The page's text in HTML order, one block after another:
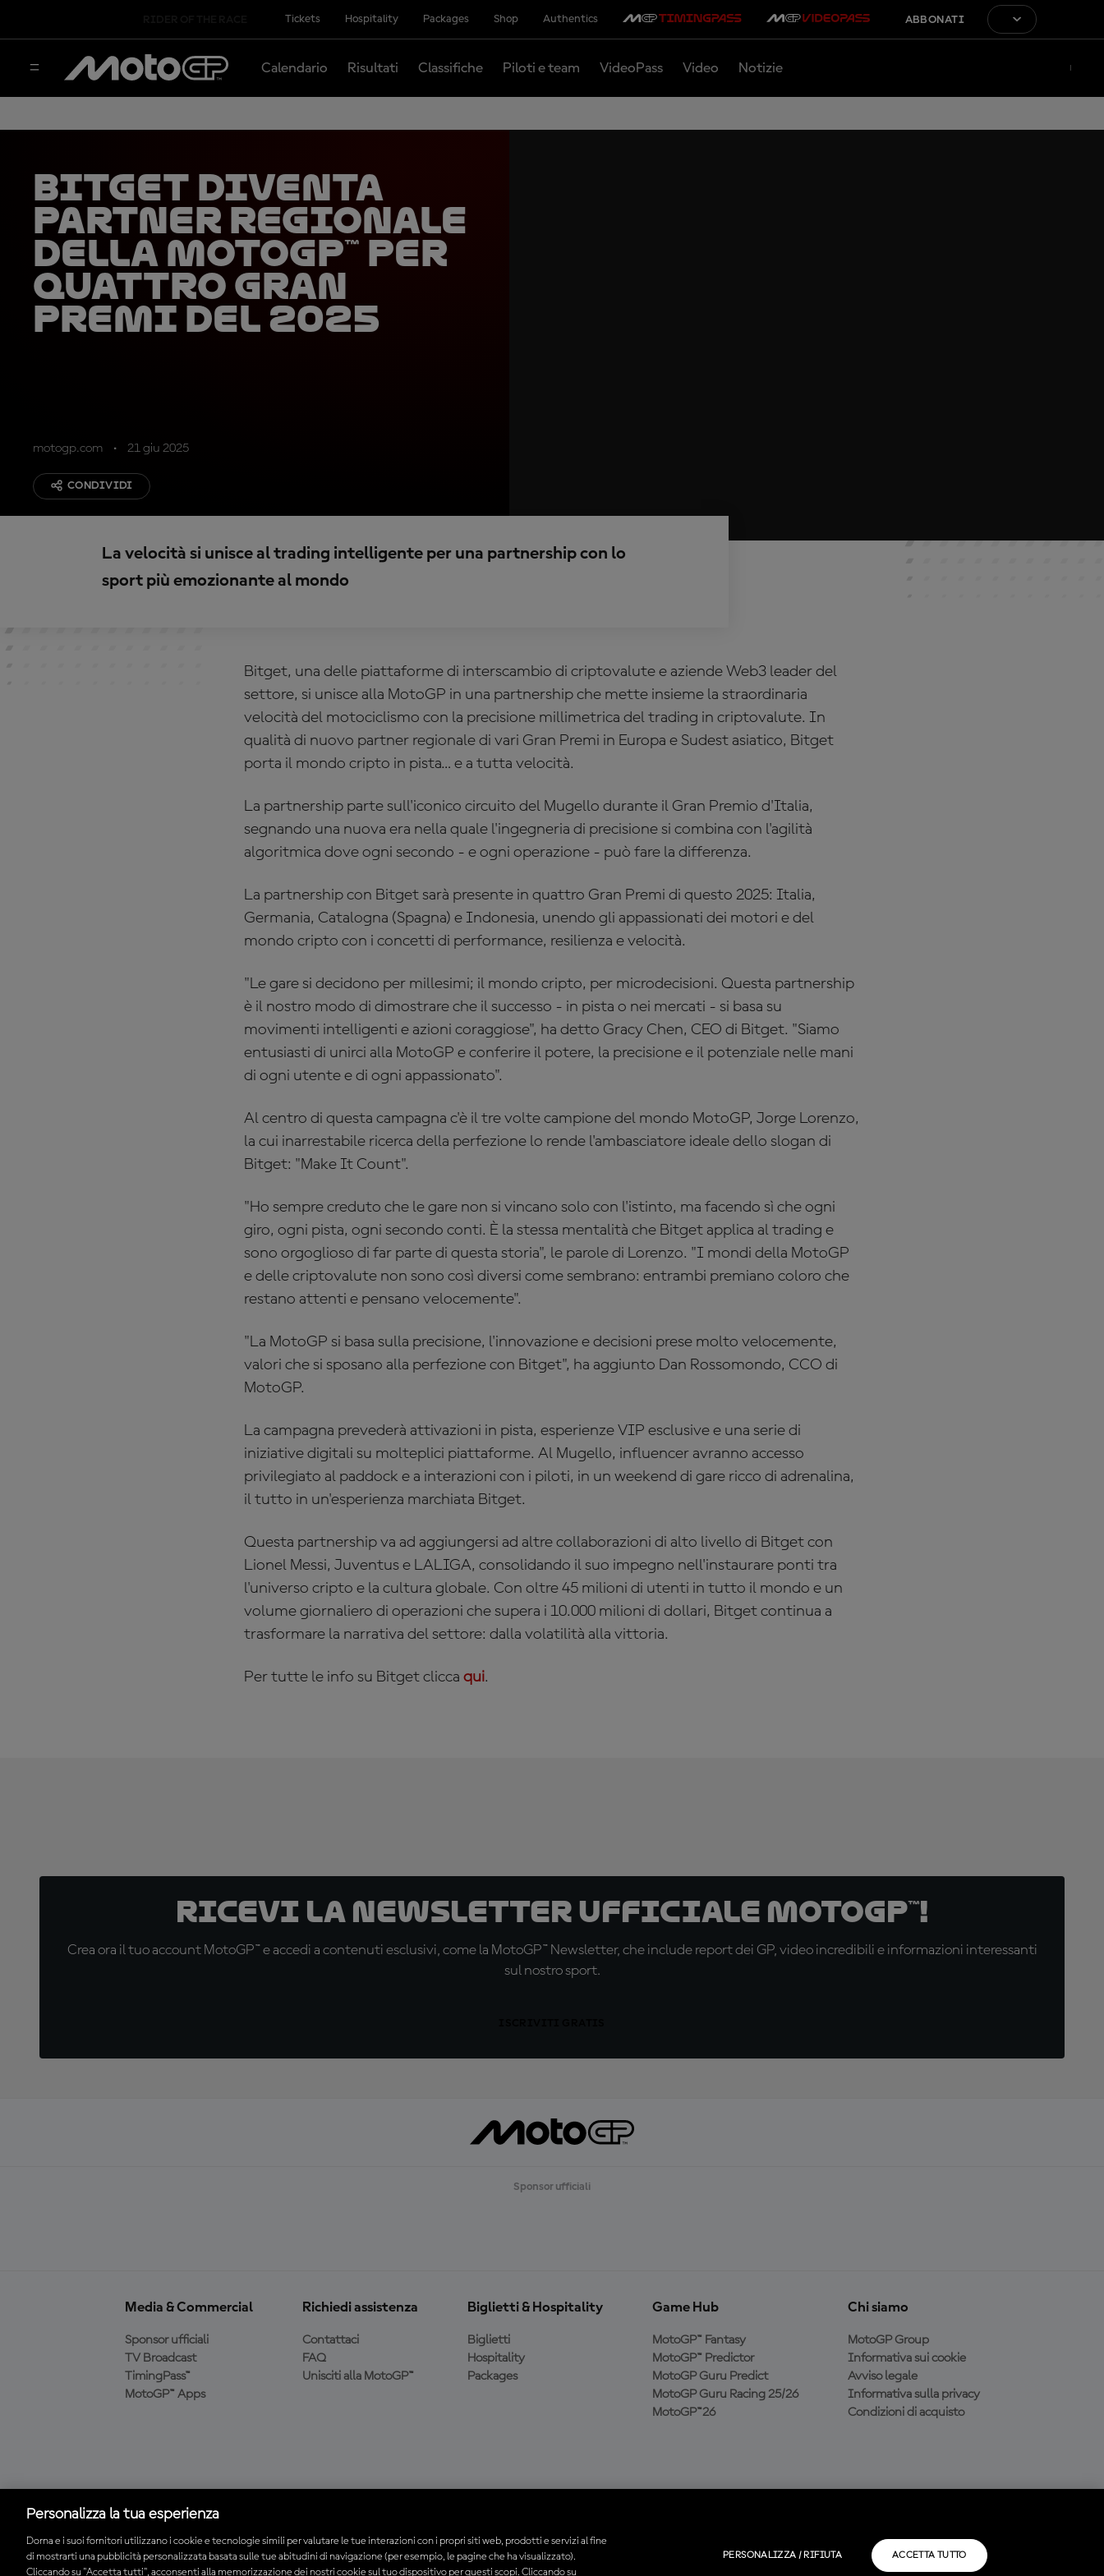
Tickets Hospitality Packages Shop Authentics ABBONATI
Calendario Risultati Classifiche Piloti e team VideoPass Video Notizie
Bitget diventa
partner regionale
della MotoGP™ per
quattro Gran
Premi del 2025
motogp.com 21 giu 2025
CONDIVIDI
La velocità si unisce al trading intelligente per una partnership con lo
sport più emozionante al mondo
Bitget, una delle piattaforme di interscambio di criptovalute e aziende Web3 leader del
settore, si unisce alla MotoGP in una partnership che mette insieme la straordinaria
velocità del motociclismo con la precisione millimetrica del trading in criptovalute. In
qualità di nuovo partner regionale di vari Gran Premi in Europa e Sudest asiatico, Bitget
porta il mondo cripto in pista… e a tutta velocità.
La partnership parte sull'iconico circuito del Mugello durante il Gran Premio d'Italia,
segnando una nuova era nella quale l'ingegneria di precisione si combina con l'agilità
algoritmica dove ogni secondo - e ogni operazione - può fare la differenza.
La partnership con Bitget sarà presente in quattro Gran Premi di questo 2025: Italia,
Germania, Catalogna (Spagna) e Indonesia, unendo gli appassionati dei motori e del
mondo cripto con i concetti di performance, resilienza e velocità.
"Le gare si decidono per millesimi; il mondo cripto, per microdecisioni. Questa partnership
è il nostro modo di dimostrare che il successo - in pista o nei mercati - si basa su
movimenti intelligenti e azioni coraggiose", ha detto Gracy Chen, CEO di Bitget. "Siamo
entusiasti di unirci alla MotoGP e conferire il potere, la precisione e il potenziale nelle mani
di ogni utente e di ogni appassionato".
Al centro di questa campagna c'è il tre volte campione del mondo MotoGP, Jorge Lorenzo,
la cui inarrestabile ricerca della perfezione lo rende l'ambasciatore ideale dello slogan di
Bitget: "Make It Count".
"Ho sempre creduto che le gare non si vincano solo con l'istinto, ma facendo sì che ogni
giro, ogni pista, ogni secondo conti. È la stessa mentalità che Bitget applica al trading e
sono orgoglioso di far parte di questa storia", le parole di Lorenzo. "I mondi della MotoGP
e delle criptovalute non sono così diversi come sembrano: entrambi premiano coloro che
restano attenti e pensano velocemente".
"La MotoGP si basa sulla precisione, l'innovazione e decisioni prese molto velocemente,
valori che si sposano alla perfezione con Bitget", ha aggiunto Dan Rossomondo, CCO di
MotoGP.
La campagna prevederà attivazioni in pista, esperienze VIP esclusive e una serie di
iniziative digitali su molteplici piattaforme. Al Mugello, influencer avranno accesso
privilegiato al paddock e a interazioni con i piloti, in un weekend di gare ricco di adrenalina,
il tutto in un'esperienza marchiata Bitget.
Questa partnership va ad aggiungersi ad altre collaborazioni di alto livello di Bitget con
Lionel Messi, Juventus e LALIGA, consolidando il suo impegno nell'instaurare ponti tra
l'universo cripto e la cultura globale. Con oltre 45 milioni di utenti in tutto il mondo e un
volume giornaliero di operazioni che supera i 10.000 milioni di dollari, Bitget continua a
trasformare la narrativa del settore: dalla volatilità alla vittoria.
Per tutte le info su Bitget clicca qui.
Ricevi la newsletter ufficiale MotoGP™!
Crea ora il tuo account MotoGP™ e accedi a contenuti esclusivi, come la MotoGP™ Newsletter, che include report dei GP, video incredibili e informazioni interessanti
sul nostro sport.
Sponsor ufficiali
Media & Commercial
Sponsor ufficiali
TV Broadcast
TimingPass™
MotoGP™ Apps
Richiedi assistenza
Contattaci
FAQ
Unisciti alla MotoGP™
Biglietti & Hospitality
Biglietti
Hospitality
Packages
Game Hub
MotoGP™ Fantasy
MotoGP™ Predictor
MotoGP Guru Predict
MotoGP Guru Racing 25/26
MotoGP™26
Chi siamo
MotoGP Group
Informativa sui cookie
Avviso legale
Informativa sulla privacy
Condizioni di acquisto
MotoGP™
© 2026 MotoGP Sports Entertainment Group. Tutti i diritti riservati. Tutti i marchi sono di proprietà dei rispettivi proprietari.
Personalizza la tua esperienza
Dorna e i suoi fornitori utilizzano i cookie e tecnologie simili per valutare le tue interazioni con i propri siti web, prodotti e servizi al fine
di mostrarti una pubblicità personalizzata basata sulle tue abitudini di navigazione (per esempio, le pagine che ha visualizzato).
Cliccando su "Accetta tutti", acconsenti alla memorizzazione dei nostri cookie sul tuo dispositivo per questi scopi. Cliccando su
PERSONALIZZA / RIFIUTA ACCETTA TUTTO